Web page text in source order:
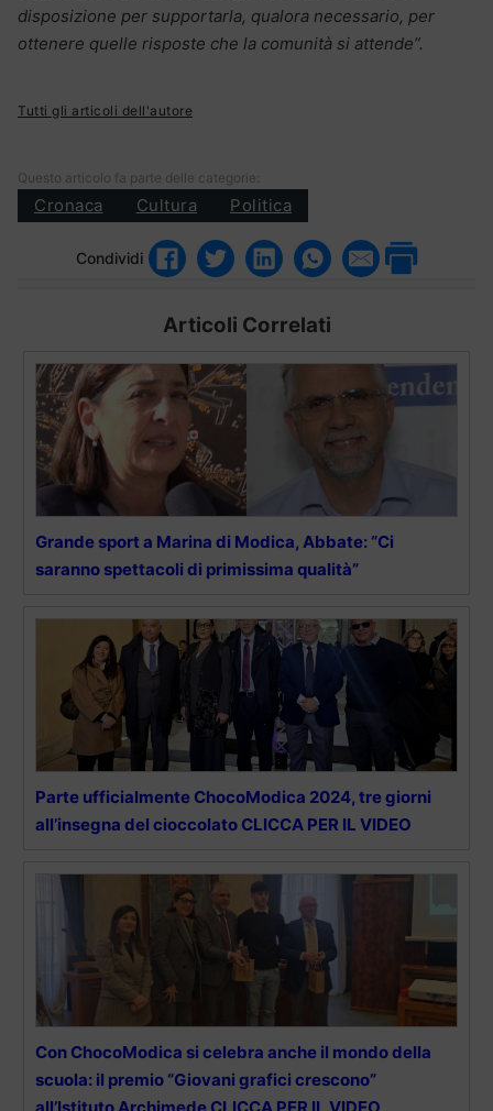
disposizione per supportarla, qualora necessario, per
ottenere quelle risposte che la comunità si attende”.
Tutti gli articoli dell'autore
Questo articolo fa parte delle categorie:
Cronaca Cultura Politica
Condividi
Articoli Correlati
Grande sport a Marina di Modica, Abbate: “Ci
saranno spettacoli di primissima qualità”
Parte ufficialmente ChocoModica 2024, tre giorni
all’insegna del cioccolato CLICCA PER IL VIDEO
Con ChocoModica si celebra anche il mondo della
scuola: il premio “Giovani grafici crescono”